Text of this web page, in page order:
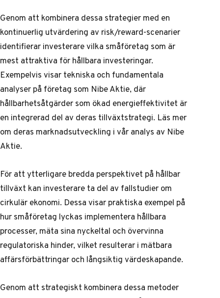
Genom att kombinera dessa strategier med en
kontinuerlig utvärdering av risk/reward-scenarier
identifierar investerare vilka småföretag som är
mest attraktiva för hållbara investeringar.
Exempelvis visar tekniska och fundamentala
analyser på företag som Nibe Aktie, där
hållbarhetsåtgärder som ökad energieffektivitet är
en integrerad del av deras tillväxtstrategi. Läs mer
om deras marknadsutveckling i våranalys av Nibe
Aktie.
För att ytterligare bredda perspektivet på hållbar
tillväxt kan investerare ta del av fallstudier om
cirkulär ekonomi. Dessa visar praktiska exempel på
hur småföretag lyckas implementera hållbara
processer, mäta sina nyckeltal och övervinna
regulatoriska hinder, vilket resulterar i mätbara
affärsförbättringar och långsiktig värdeskapande.
Genom att strategiskt kombinera dessa metoder